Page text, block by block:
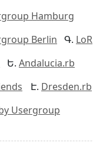
Hamburg
Berlin
LoR
Andalucia.rb
Dresden.rb
Usergroup